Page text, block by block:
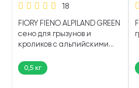
18
FIORY FIENO ALPILAND GREEN
сено для грызунов и
кроликов с альпийскими
гр)0,5 кг